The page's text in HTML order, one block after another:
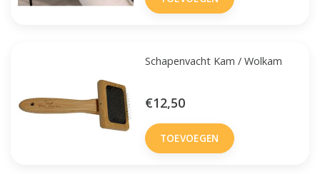
Schapenvacht Kam / Wolkam
€12,50
TOEVOEGEN